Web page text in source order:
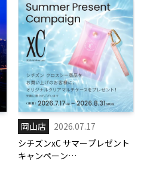
岡山店
2026.07.17
シチズンxC サマープレゼント
キャンペーン